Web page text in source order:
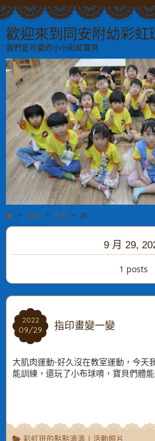
歡迎來到同安附幼彩虹
我們是可愛的小小彩虹寶貝
> 2022 > 9 月 > 29
9 月 29,
1 posts
2022
09/29
2022
09/29 指印畫變一變
大肌肉運動-好久沒在教室運動，今天
能訓練，還玩了小布球唷，寶貝們體
彩虹班的點點滴滴 | 活動照片